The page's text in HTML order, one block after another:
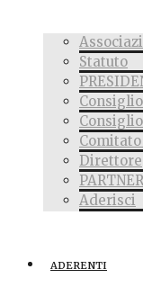
Statuto
Direttore
Aderisci
ADERENTI